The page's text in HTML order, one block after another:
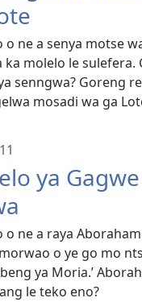
o ne a senya motse
ka molelo le sulefera.
senngwa? Goreng
mosadi wa ga
ya
ne a raya
o ye go mo
ya Moria.’
le teko eno?